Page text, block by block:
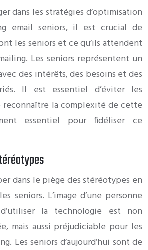
dans les stratégies d’optimisation
email seniors, il est crucial de
les seniors et ce qu’ils attendent
Les seniors représentent un
des intérêts, des besoins et des
Il est essentiel d’éviter les
la complexité de cette
essentiel pour fidéliser ce
dans le piège des stéréotypes en
seniors. L’image d’une personne
la technologie est non
mais aussi préjudiciable pour les
Les seniors d’aujourd’hui sont de